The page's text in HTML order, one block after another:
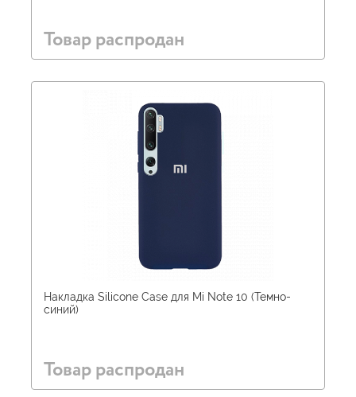
Товар распродан
Накладка Silicone Case для Mi Note 10 (Темно-
синий)
Товар распродан